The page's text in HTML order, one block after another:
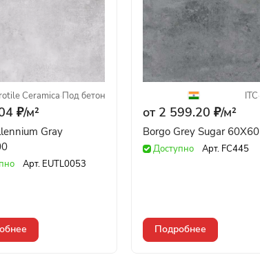
Ceramica·Под бетон
₽/м²
Gray
Арт. EUTL0053
ITC·
от 2 599.20 ₽/м²
Borgo Grey Sugar 60X60
Доступно Арт. FC445
Подробнее